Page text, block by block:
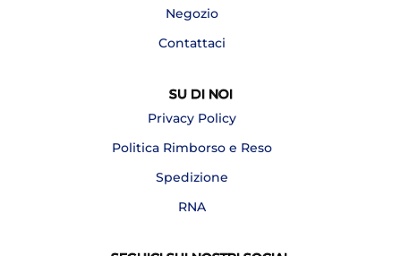
Negozio
Contattaci
SU DI NOI
Privacy Policy
Politica Rimborso e Reso
Spedizione
RNA